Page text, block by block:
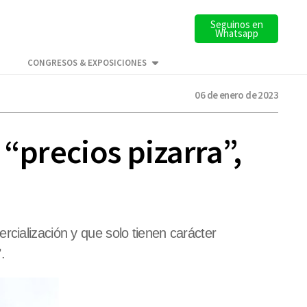
Seguinos en
Whatsapp
CONGRESOS & EXPOSICIONES
06 de enero de 2023
pizarra”,
y que solo tienen carácter